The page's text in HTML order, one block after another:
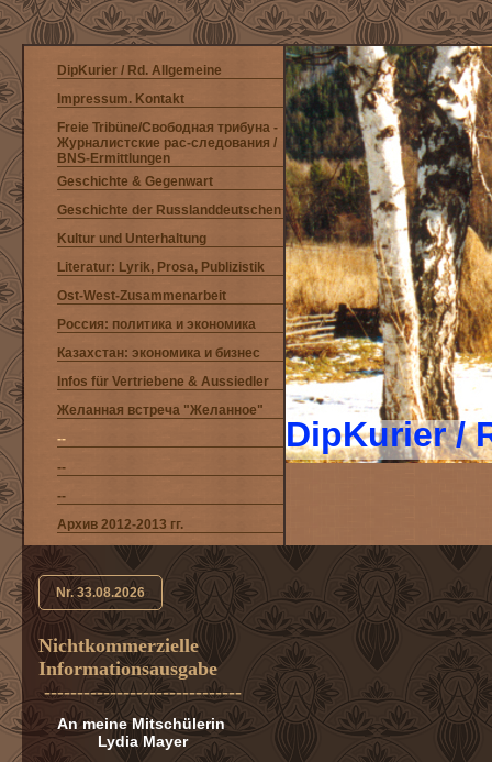
DipKurier / Rd. Allgemeine
Impressum. Kontakt
Freie Tribüne/Свободная трибуна -
Журналистские рас-следования /
BNS-Ermittlungen
Geschichte & Gegenwart
Geschichte der Russlanddeutschen
Kultur und Unterhaltung
Literatur: Lyrik, Prosa, Publizistik
Ost-West-Zusammenarbeit
Россия: политика и экономика
Казахстан: экономика и бизнес
Infos für Vertriebene & Aussiedler
Желанная встреча "Желанное"
--
--
--
Арxив 2012-2013 гг.
DipKurier /
Nr. 33.08.2026
Nichtkommerzielle
Informationsausgabe
------------------------------
An meine Mitschülerin
Lydia Mayer